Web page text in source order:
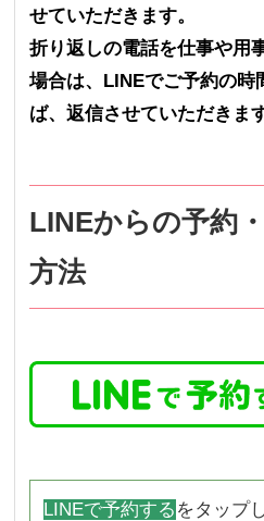
せていただきます。
折り返しの電話を仕事や用
場合は、LINEでご予約の時
ば、返信させていただきます
LINEからの予約
方法
LINEで予約する をタップ